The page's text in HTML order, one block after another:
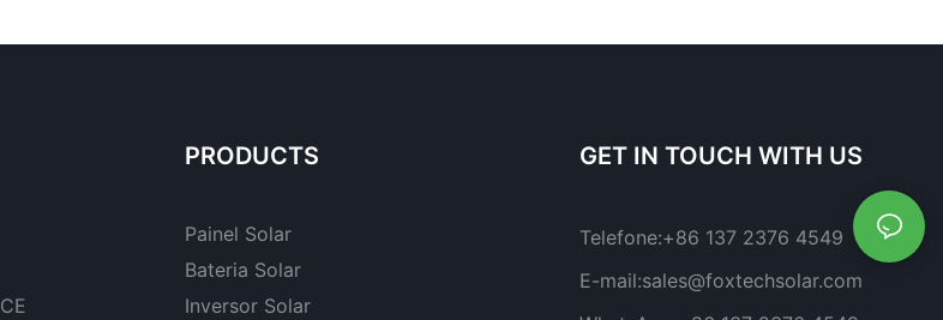
PRODUCTS
Painel Solar
Bateria Solar
Inversor Solar
GET IN TOUCH WITH US
Telefone:+86 137 2376 4549
E-mail:sales@foxtechsolar.com